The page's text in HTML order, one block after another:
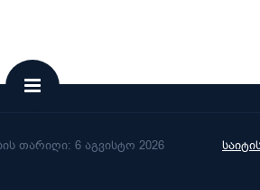
თარიღი: 6 აგვისტო 2026